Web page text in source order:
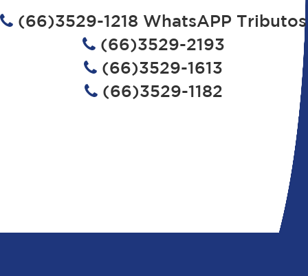
(66)3529-1218 WhatsAPP Tributos
(66)3529-2193
(66)3529-1613
(66)3529-1182